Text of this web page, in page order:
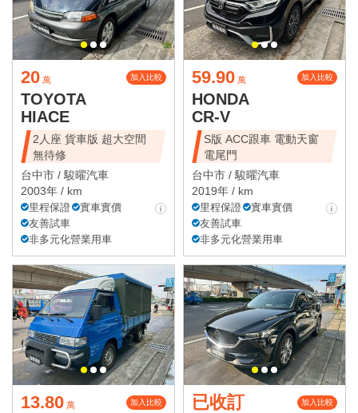
20 萬 加入比較
TOYOTA
HIACE
2人座 貨車版 超大空間
無待修
台中市 / 駿曜汽車
2003年 / km
里程保證
實車實價
友善試車
非多元化營業用車
59.90 萬 加入比較
HONDA
CR-V
S版 ACC跟車 電動天窗
電尾門
台中市 / 駿曜汽車
2019年 / km
里程保證
實車實價
友善試車
非多元化營業用車
13.80 萬 加入比較 已收訂 加入比較